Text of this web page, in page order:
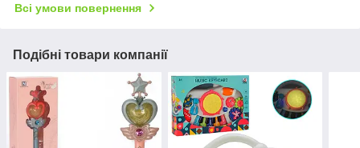
Всі умови повернення
Подібні товари компанії